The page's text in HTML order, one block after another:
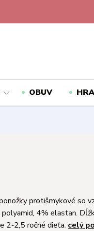
OBUV
protišmykové so
4% elastan.
2-2,5 ročné dieťa. celý